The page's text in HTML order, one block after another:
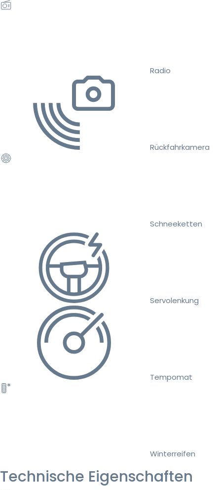
Radio
Rückfahrkamera
Schneeketten
Servolenkung
Tempomat
Winterreifen
Technische Eigenschaften